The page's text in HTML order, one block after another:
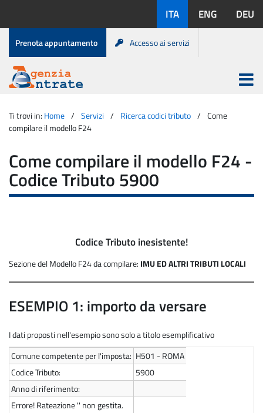
contenuto
disponibili:
ITA ENG DEU
Menu
di
servizio
Prenota appuntamento Accesso ai servizi
Agenzia
Entrate
Apri
menu
principale
Ti trovi in: Home Servizi Ricerca codici tributo
Come
compilare il modello F24
Come compilare il modello F24 -
Codice Tributo 5900
Codice Tributo inesistente!
Sezione del Modello F24 da compilare: IMU ED ALTRI TRIBUTI LOCALI
ESEMPIO 1: importo da versare
I dati proposti nell'esempio sono solo a titolo esemplificativo
Comune competente per l'imposta: H501 - ROMA
Codice Tributo:
5900
Anno di riferimento:
Errore! Rateazione '' non gestita.